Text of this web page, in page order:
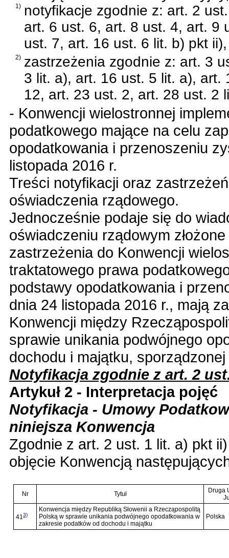
1) notyfikacje zgodnie z: art. 2
art. 6 ust. 6, art. 8 ust. 4, art. 9
ust. 7, art. 16 ust. 6 lit. b) pkt
2) zastrzeżenia zgodnie z: art. 3
3 lit. a), art. 16 ust. 5 lit. a),
12, art. 23 ust. 2, art. 28 ust. 2
- Konwencji wielostronnej
podatkowego mające na celu
opodatkowania i przenoszeniu
listopada 2016 r.
Treści notyfikacji oraz
oświadczenia rządowego.
Jednocześnie podaje się do
oświadczeniu rządowym
zastrzeżenia do Konwencji
traktatowego prawa
podstawy opodatkowania i
dnia 24 listopada 2016 r., mają
Konwencji między
sprawie unikania podwójnego
dochodu i majątku,
Notyfikacja zgodnie z art. 2
Artykuł 2 - Interpretacja pojęć
Notyfikacja - Umowy
niniejsza Konwencja
Zgodnie z art. 2 ust. 1 lit. a) pkt
objęcie Konwencją
Nr Tytuł
Druga
413)
Konwencja między Republiką Słowenii a Rzecząpospolitą
Polską w sprawie unikania podwójnego opodatkowania w
zakresie podatków od dochodu i majątku
Polska